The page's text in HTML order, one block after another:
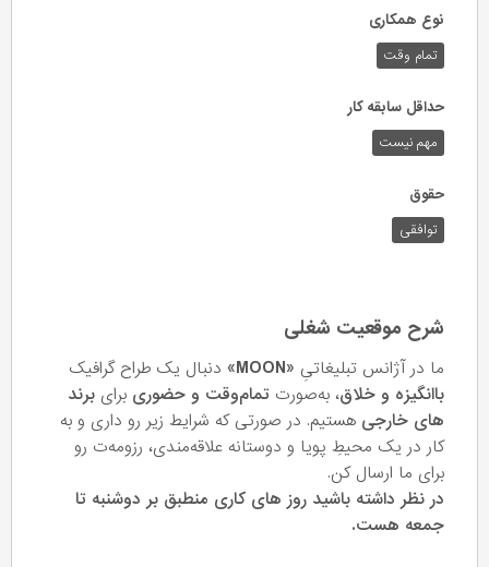
نوع همکاری
تمام وقت
حداقل سابقه کار
مهم نیست
حقوق
توافقی
شرح موقعیت شغلی
ما در آژانس تبلیغاتیِ «MOON»
دنبال یک طراح گرافیک
باانگیزه و خلاق، به‌صورت تمام‌وقت و حضوری برای برند
های خارجی هستیم. در صورتی که شرایط زیر رو داری و به
کار در یک محیطِ پویا و دوستانه علاقه‌مندی، رزومه‌ت رو
برای ما ارسال کن.
در نظر داشته باشید روز های کاری منطبق بر دوشنبه تا
جمعه هست.